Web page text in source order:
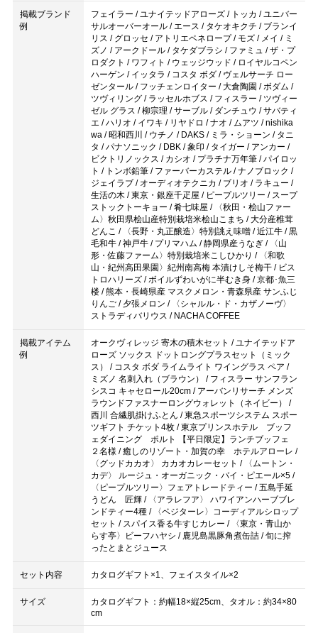
掲載ブランド
例
フェイラー / ユナイテッドアローズ / トッカ / ユニバー
サルオーバーオール / エース / タケオキクチ / ブランイ
リス / グロッセ / アトリエペネロープ / モズ / メイ / ミ
ズノ / アークドール / タケダブラシ / ファミュ / ザ・プ
ロダクト / ワフィト / ウェッジウッド / ロイヤルコペン
ハーゲン / イッタラ / コスタ ボダ / ヴェルサーチ ロー
ゼンタール / フッチェンロイター / 大倉陶園 / ボダム /
ツヴィリング / ラッセルホブス / フィスラー / ツヴィー
ゼル グラス / 柳宗理 / サーブル / ダンチュウ / サバティ
エ / ハリオ / イワキ / リヤドロ / ナオ / ムアツ / nishika
wa / 昭和西川 / ウチノ / DAKS / ミラ・ショーン / タニ
タ / パナソニック / DBK / 象印 / タイガー / アンカー /
ビクトリノックス / カシオ / プラチナ万年筆 / パイロッ
ト / トンボ鉛筆 / ファーバーカステル / ナノブロック /
ジェイラブ / オーディオテクニカ / ブリオ / ラキュー /
生活の木 / 東京・銀座千疋屋 / ピープルツリー / スープ
ストックトーキョー / 肴七味屋 / 〈秋田・桧山ファー
ム〉秋田県桧山産特別栽培米桧山こまち / 大分産椎茸
どんこ / 〈長野・丸正醸造〉特別誂え味噌 / 近江牛 / 黒
毛和牛 / 神戸牛 / プリマハム / 静岡県産うなぎ / 〈山
形・佐藤ファーム〉特別栽培米こしひかり / 〈和歌
山・紀州高田果園〉紀州南高梅 本漬けしそ梅干 / ビス
トロハリーズ / ボイルずわいがに半むき身 / 京都･魚三
楼 / 熊本・長崎県産 マスクメロン・青森県産 サンふじ
りんご / 夕張メロン / 〈シャルル・ド・カザノーヴ〉
ストラディバリウス / NACHA COFFEE
掲載アイテム
例
オークヴィレッジ 寄木の積木セット / ユナイテッドア
ローズ ソックス ドットロングプラスセット（ミック
ス） / コスタ ボダ ライムライト ワイングラス ペア /
ミズノ 名刺入れ（ブラウン） / フィスラー サンフラン
シスコ キャセロール20cm / アーバンリサーチ メンズ
ラウンドファスナーロングウォレット（ネイビー） /
西川 合繊肌掛けふとん / 東急スポーツシステム スポー
ツギフト チケット4枚 / 東京プリンスホテル ブッフ
ェダイニング ポルト 【平日限定】ランチブッフェ
２名様 / 癒しのリゾート・加賀の幸 ホテルアローレ /
〈グッドカカオ〉 カカオカレーセット / 〈ムートン・
カデ〉 ルージュ・オーガニック・バイ・ピエール×5 /
〈ピープルツリー〉フェアトレードティー / 五島手延
うどん 匠輝 / 〈アラレフア〉 ハワイアンハーブブレ
ンドティー4種 / 〈ベジターレ〉コーディアルシロップ
セット / スパイス香る牛すじカレー / 〈東京・青山か
らす亭〉ビーフハヤシ / 鹿児島黒豚角煮缶詰 / 旬に搾
ったとまとジュース
セット内容 カタログギフト×1、フェイスタイル×2
サイズ
カタログギフト：約幅18×縦25cm、タオル：約34×80
cm